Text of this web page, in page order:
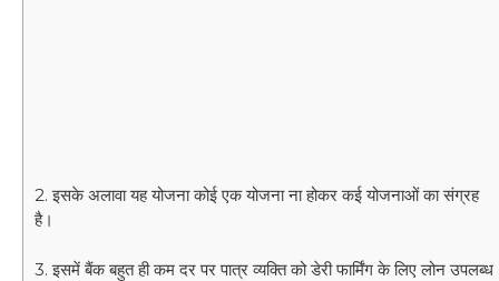
2. इसके अलावा यह योजना कोई एक योजना ना होकर कई योजनाओं का संग्रह
है।
3. इसमें बैंक बहुत ही कम दर पर पात्र व्यक्ति को डेरी फार्मिंग के लिए लोन उपलब्ध